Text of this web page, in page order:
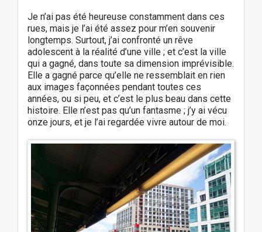
Je n’ai pas été heureuse constamment dans ces
rues, mais je l’ai été assez pour m’en souvenir
longtemps. Surtout, j’ai confronté un rêve
adolescent à la réalité d’une ville ; et c’est la ville
qui a gagné, dans toute sa dimension imprévisible.
Elle a gagné parce qu’elle ne ressemblait en rien
aux images façonnées pendant toutes ces
années, ou si peu, et c’est le plus beau dans cette
histoire. Elle n’est pas qu’un fantasme ; j’y ai vécu
onze jours, et je l’ai regardée vivre autour de moi.